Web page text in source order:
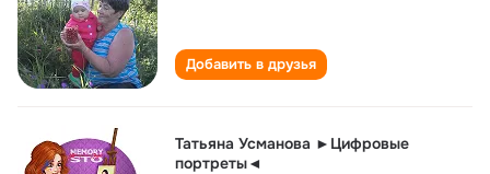
Добавить в друзья
Татьяна Усманова ►Цифровые
портреты◄